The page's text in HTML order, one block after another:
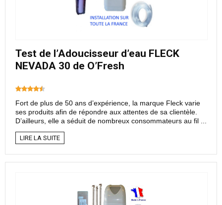
Test de l’Adoucisseur d’eau FLECK
NEVADA 30 de O’Fresh
Fort de plus de 50 ans d’expérience, la marque Fleck varie
ses produits afin de répondre aux attentes de sa clientèle.
D’ailleurs, elle a séduit de nombreux consommateurs au fil ...
LIRE LA SUITE